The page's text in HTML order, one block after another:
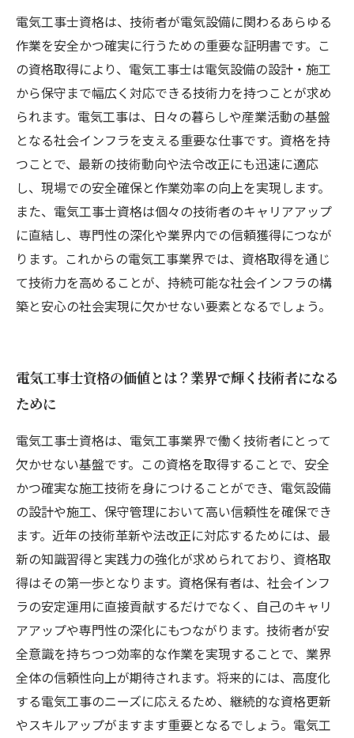
電気工事士資格は、技術者が電気設備に関わるあらゆる
作業を安全かつ確実に行うための重要な証明書です。こ
の資格取得により、電気工事士は電気設備の設計・施工
から保守まで幅広く対応できる技術力を持つことが求め
られます。電気工事は、日々の暮らしや産業活動の基盤
となる社会インフラを支える重要な仕事です。資格を持
つことで、最新の技術動向や法令改正にも迅速に適応
し、現場での安全確保と作業効率の向上を実現します。
また、電気工事士資格は個々の技術者のキャリアアップ
に直結し、専門性の深化や業界内での信頼獲得につなが
ります。これからの電気工事業界では、資格取得を通じ
て技術力を高めることが、持続可能な社会インフラの構
築と安心の社会実現に欠かせない要素となるでしょう。
電気工事士資格の価値とは？業界で輝く技術者になる
ために
電気工事士資格は、電気工事業界で働く技術者にとって
欠かせない基盤です。この資格を取得することで、安全
かつ確実な施工技術を身につけることができ、電気設備
の設計や施工、保守管理において高い信頼性を確保でき
ます。近年の技術革新や法改正に対応するためには、最
新の知識習得と実践力の強化が求められており、資格取
得はその第一歩となります。資格保有者は、社会インフ
ラの安定運用に直接貢献するだけでなく、自己のキャリ
アアップや専門性の深化にもつながります。技術者が安
全意識を持ちつつ効率的な作業を実現することで、業界
全体の信頼性向上が期待されます。将来的には、高度化
する電気工事のニーズに応えるため、継続的な資格更新
やスキルアップがますます重要となるでしょう。電気工